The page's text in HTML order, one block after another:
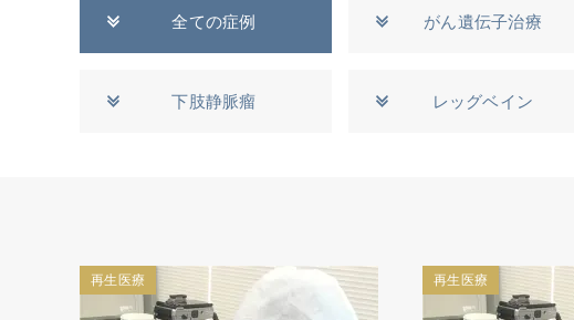
全ての症例 がん遺伝子治療
下肢静脈瘤 レッグベイン
再生医療 再生医療